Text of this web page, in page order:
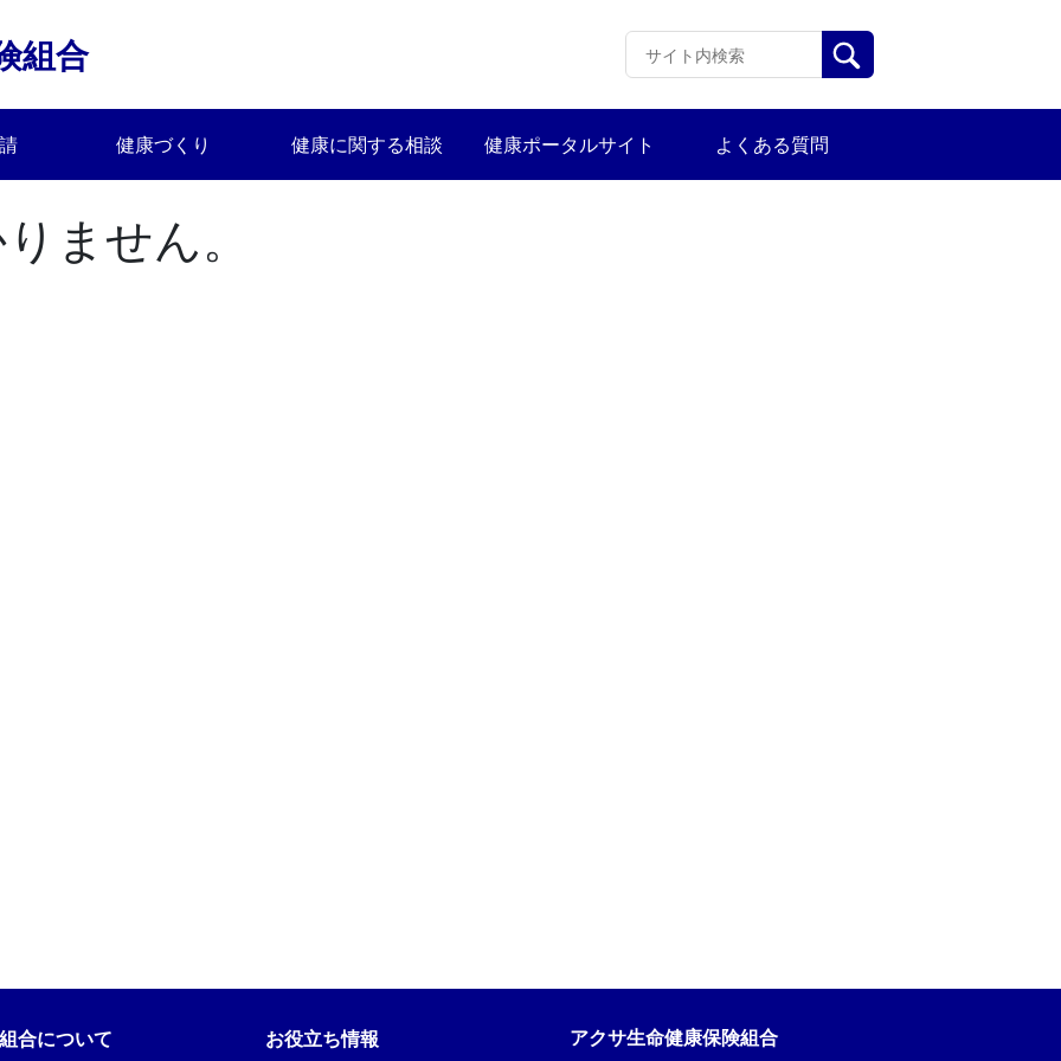
組合
健康づくり 健康に関する相談 健康ポータルサイト よくある質問
ません。
合について お役立ち情報 アクサ生命健康保険組合